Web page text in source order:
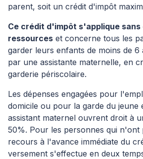
parent, soit un crédit d'impôt
Ce crédit d'impôt s'applique
ressources et concerne tous les
garder leurs enfants de moins de 6
par une assistante maternelle, en
garderie périscolaire.
Les dépenses engagées pour
domicile ou pour la garde du jeune
assistant maternel ouvrent droit à
50%. Pour les personnes qui n'ont
recours à l'avance immédiate du
versement s'effectue en deux